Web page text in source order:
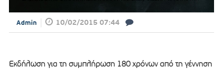
Admin 10/02/2015 07:44
Εκδήλωση για τη συμπλήρωση 180 χρόνων από τη γέννηση